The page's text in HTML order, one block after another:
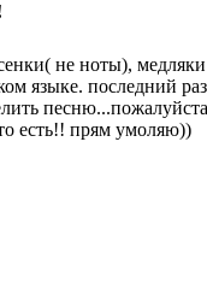
не ноты),
языке. последний
есть!! прям умоляю))